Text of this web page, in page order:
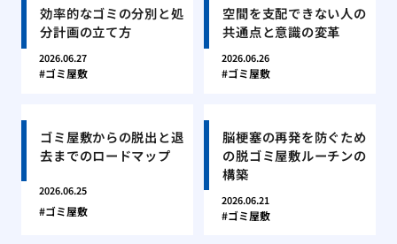
効率的なゴミの分別と処
分計画の立て方
2026.06.27
ゴミ屋敷
空間を支配できない人の
共通点と意識の変革
2026.06.26
ゴミ屋敷
ゴミ屋敷からの脱出と退
去までのロードマップ
2026.06.25
ゴミ屋敷
脳梗塞の再発を防ぐため
の脱ゴミ屋敷ルーチンの
構築
2026.06.21
ゴミ屋敷